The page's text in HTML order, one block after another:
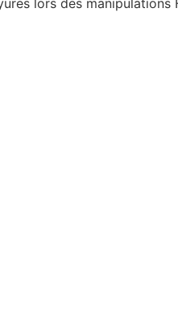
lors des manipulations